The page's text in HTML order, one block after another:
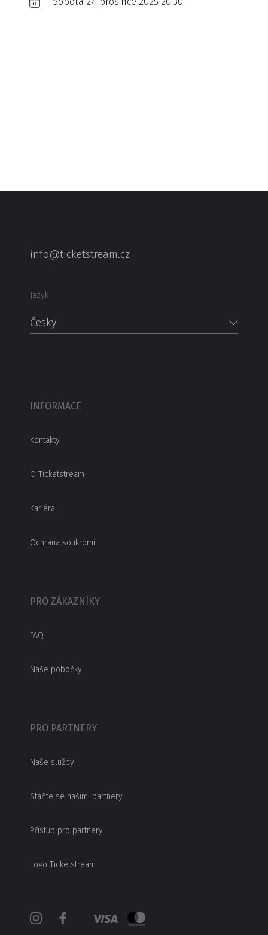
info@ticketstream.cz
Jazyk
Česky
INFORMACE
Kontakty
O Ticketstream
Kariéra
Ochrana soukromí
PRO ZÁKAZNÍKY
FAQ
Naše pobočky
PRO PARTNERY
Naše služby
Staňte se našimi partnery
Přístup pro partnery
Logo Ticketstream